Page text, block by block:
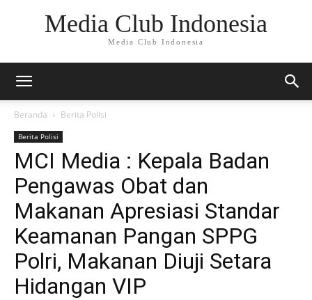
Media Club Indonesia
Media Club Indonesia
Beranda Berita Polisi
Berita Polisi
MCI Media : Kepala Badan
Pengawas Obat dan
Makanan Apresiasi Standar
Keamanan Pangan SPPG
Polri, Makanan Diuji Setara
Hidangan VIP